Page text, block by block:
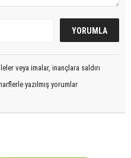
veya imalar, inançlara saldırı
yazılmış yorumlar